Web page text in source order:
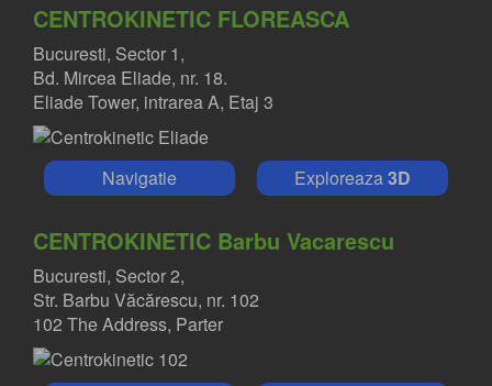
CENTROKINETIC FLOREASCA
Bucuresti, Sector 1,
Bd. Mircea Eliade, nr. 18.
Eliade Tower, intrarea A, Etaj 3
Navigatie Exploreaza3D
CENTROKINETIC Barbu Vacarescu
Bucuresti, Sector 2,
Str. Barbu Văcărescu, nr. 102
102 The Address, Parter